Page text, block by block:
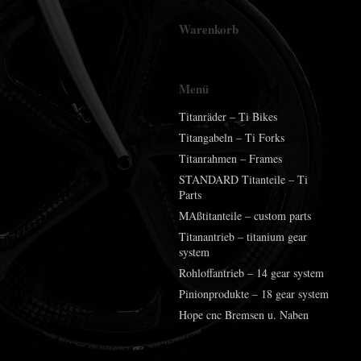
Warenkorb
Menü
Titanräder – Ti Bikes
Titangabeln – Ti Forks
Titanrahmen – Frames
STANDARD Titanteile – Ti
Parts
MAßtitanteile – custom parts
Titanantrieb – titanium gear
system
Rohloffantrieb – 14 gear system
Pinionprodukte – 18 gear system
Hope cnc Bremsen u. Naben